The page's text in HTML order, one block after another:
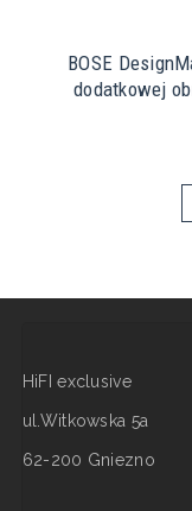
BOSE
dodatkowej
HiFI exclusive
ul.Witkowska 5a
62-200 Gniezno